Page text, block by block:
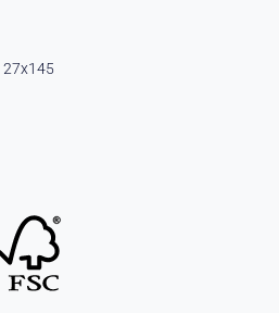
27x145